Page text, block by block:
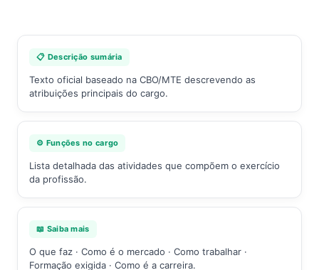
📋 Descrição sumária
Texto oficial baseado na CBO/MTE descrevendo as
atribuições principais do cargo.
⚙️ Funções no cargo
Lista detalhada das atividades que compõem o exercício
da profissão.
📖 Saiba mais
O que faz · Como é o mercado · Como trabalhar ·
Formação exigida · Como é a carreira.